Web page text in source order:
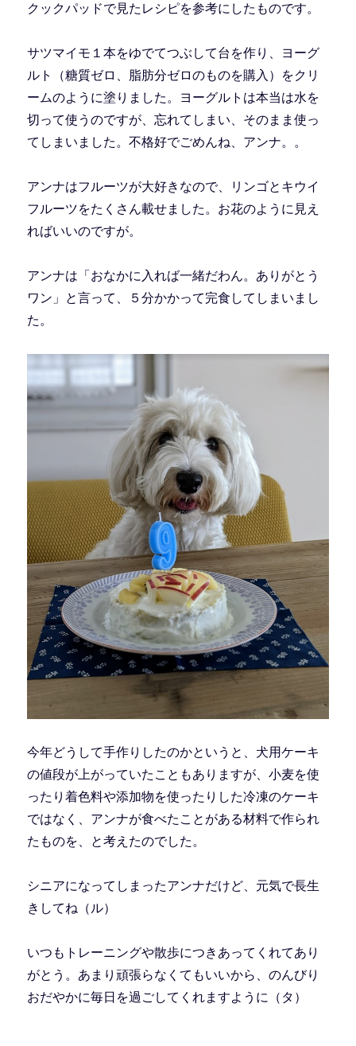
クックパッドで見たレシピを参考にしたものです。
サツマイモ１本をゆでてつぶして台を作り、ヨーグ
ルト（糖質ゼロ、脂肪分ゼロのものを購入）をクリ
ームのように塗りました。ヨーグルトは本当は水を
切って使うのですが、忘れてしまい、そのまま使っ
てしまいました。不格好でごめんね、アンナ。。
アンナはフルーツが大好きなので、リンゴとキウイ
フルーツをたくさん載せました。お花のように見え
ればいいのですが。
アンナは「おなかに入れば一緒だわん。ありがとう
ワン」と言って、５分かかって完食してしまいまし
た。
今年どうして手作りしたのかというと、犬用ケーキ
の値段が上がっていたこともありますが、小麦を使
ったり着色料や添加物を使ったりした冷凍のケーキ
ではなく、アンナが食べたことがある材料で作られ
たものを、と考えたのでした。
シニアになってしまったアンナだけど、元気で長生
きしてね（ル）
いつもトレーニングや散歩につきあってくれてあり
がとう。あまり頑張らなくてもいいから、のんびり
おだやかに毎日を過ごしてくれますように（タ）